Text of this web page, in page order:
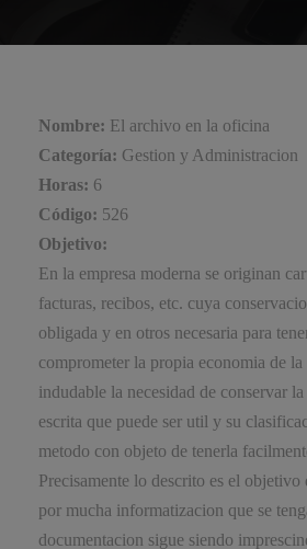
Nombre: El archivo en la oficina
Categoría: Gestion y Administracion
Horas: 6
Código: 526
Objetivo:
En la empresa moderna se originan
facturas, recibos, etc. cuya
obligada y en otros necesaria para
comprometer la propia economia de la
indudable la necesidad de conservar
escrita que puede ser util y su
metodo con objeto de tenerla
Precisamente lo descrito es el objetivo
por mucha informatizacion que se
documentacion sigue siendo